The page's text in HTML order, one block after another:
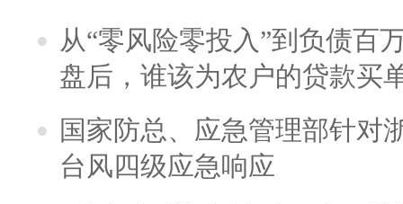
从“零风险零投入”到负债百
盘后，谁该为农户的贷款买
国家防总、应急管理部针对
台风四级应急响应